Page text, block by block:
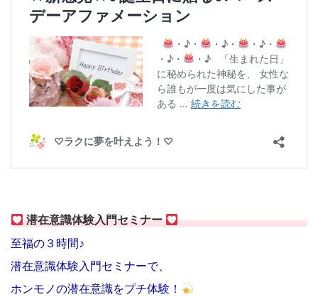
潜在意識体験入門セミナー
至福の３時間♪
潜在意識体験入門セミナーで、
ホンモノの潜在意識をプチ体験！